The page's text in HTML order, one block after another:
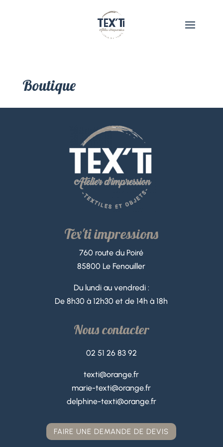
Boutique
Tex'ti impressions
760 route du Poiré
85800 Le Fenouiller
Du lundi au vendredi :
De 8h30 à 12h30 et de 14h à 18h
Nous contacter
02 51 26 83 92
texti@orange.fr
marie-texti@orange.fr
delphine-texti@orange.fr
FAIRE UNE DEMANDE DE DEVIS